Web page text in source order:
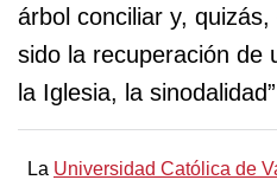
árbol conciliar y,
sido la recuperación de
la Iglesia, la sinodalidad”
La Universidad Católica de